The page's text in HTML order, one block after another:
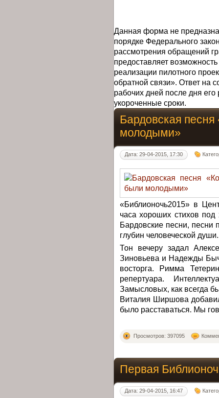
Данная форма не
порядке Федерального
рассмотрения обращений
предоставляет
реализации пилотного
обратной связи». Ответ на
рабочих дней после дня
укороченные сроки.
Бардовская
молодыми»
Дата: 29-04-2015, 17:30
«Библионочь2015» в
часа хороших стихов
Бардовские песни, песни
глубин человеческой души.
Тон вечеру задал
Зиновьева и Надежды
восторга. Римма
репертуара.
Замысловых, как всегда
Виталия Ширшова
было расставаться. Мы
Просмотров: 397095
Первая
Дата: 29-04-2015, 16:47